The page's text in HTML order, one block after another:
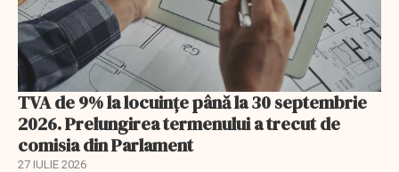
TVA de 9% la locuințe până la 30 septembrie
2026. Prelungirea termenului a trecut de
comisia din Parlament
27 IULIE 2026